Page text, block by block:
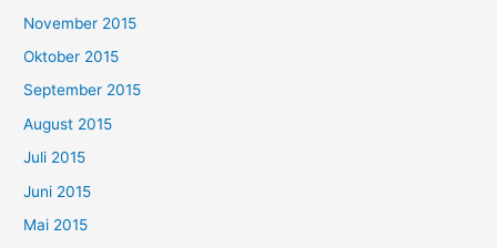
November 2015
Oktober 2015
September 2015
August 2015
Juli 2015
Juni 2015
Mai 2015